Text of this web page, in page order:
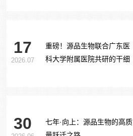
17
2026.07
重磅！源品生物联合广东医
科大学附属医院共研的干细
30
七年·向上：源品生物的高质